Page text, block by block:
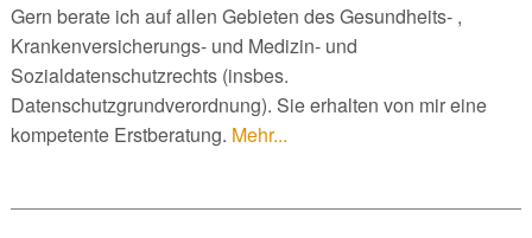
Gern berate ich auf allen Gebieten des Gesundheits- ,
Krankenversicherungs- und Medizin- und
Sozialdatenschutzrechts (insbes.
Datenschutzgrundverordnung). Sie erhalten von mir eine
kompetente Erstberatung. Mehr...